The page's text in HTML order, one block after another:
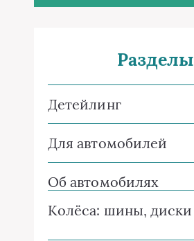
Разделы
Детейлинг
Для автомобилей
Об автомобилях
Колёса: шины, диски